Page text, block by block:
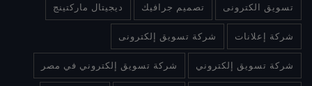
تسويق الكترونى تصميم جرافيك ديجيتال ماركتينج
شركة إعلانات شركة تسويق إلكترونى
شركة تسويق إلكتروني شركة تسويق إلكتروني في مصر